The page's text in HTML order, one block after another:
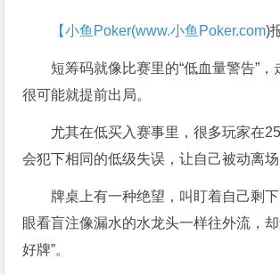
【小鱼Poker(www.小鱼Poker.com)
短筹码就像比赛里的“低血量警告”，
很可能就提前出局。
尤其在低买入赛事里，很多玩家在
会犯下相同的低级失误，让自己被动离场
牌桌上有一种绝望，叫盯着自己剩下
眼看盲注像漏水的水龙头一样往外流，
好牌”。